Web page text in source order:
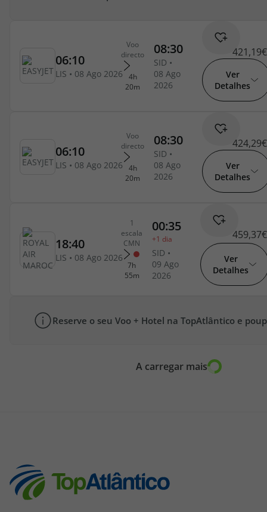
421,19€
Ver
Detalhes
424,29€
Ver
Detalhes
459,37€
Ver
Detalhes
Reserve o seu Voo + Hotel na TopAtlântico e
A carregar mais